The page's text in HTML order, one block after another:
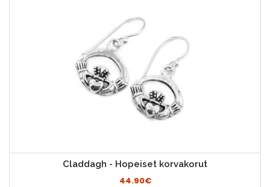
Claddagh - Hopeiset korvakorut
44.90€